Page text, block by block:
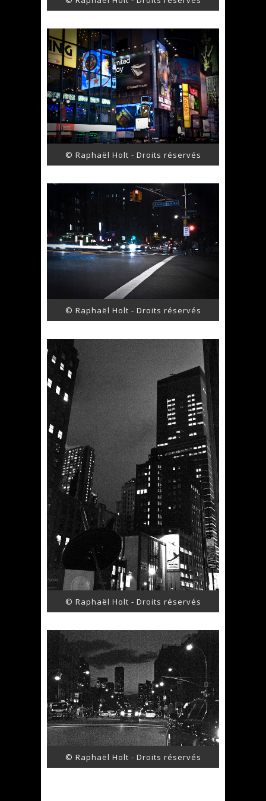
© Raphaël Holt - Droits réservés
© Raphaël Holt - Droits réservés
© Raphaël Holt - Droits réservés
© Raphaël Holt - Droits réservés